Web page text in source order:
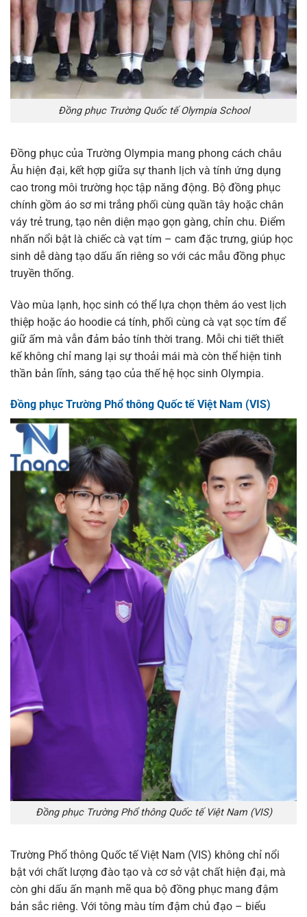
Đồng phục Trường Quốc tế Olympia School
Đồng phục của Trường Olympia mang phong cách châu
Âu hiện đại, kết hợp giữa sự thanh lịch và tính ứng dụng
cao trong môi trường học tập năng động. Bộ đồng phục
chính gồm áo sơ mi trắng phối cùng quần tây hoặc chân
váy trẻ trung, tạo nên diện mạo gọn gàng, chỉn chu. Điểm
nhấn nổi bật là chiếc cà vạt tím – cam đặc trưng, giúp học
sinh dễ dàng tạo dấu ấn riêng so với các mẫu đồng phục
truyền thống.
Vào mùa lạnh, học sinh có thể lựa chọn thêm áo vest lịch
thiệp hoặc áo hoodie cá tính, phối cùng cà vạt sọc tím để
giữ ấm mà vẫn đảm bảo tính thời trang. Mỗi chi tiết thiết
kế không chỉ mang lại sự thoải mái mà còn thể hiện tinh
thần bản lĩnh, sáng tạo của thế hệ học sinh Olympia.
Đồng phục Trường Phổ thông Quốc tế Việt Nam (VIS)
Đồng phục Trường Phổ thông Quốc tế Việt Nam (VIS)
Trường Phổ thông Quốc tế Việt Nam (VIS) không chỉ nổi
bật với chất lượng đào tạo và cơ sở vật chất hiện đại, mà
còn ghi dấu ấn mạnh mẽ qua bộ đồng phục mang đậm
bản sắc riêng. Với tông màu tím đậm chủ đạo – biểu